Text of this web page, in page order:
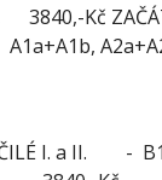
Kč
A1a+A1b,
I. a II. -